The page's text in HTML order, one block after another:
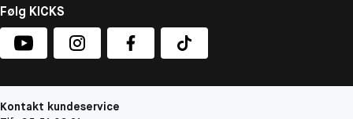
Følg KICKS
Kontakt kundeservice